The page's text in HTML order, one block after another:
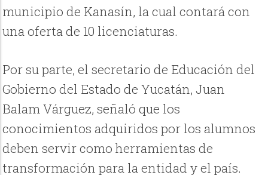
municipio de Kanasín, la cual contará con
una oferta de 10 licenciaturas.
Por su parte, el secretario de Educación del
Gobierno del Estado de Yucatán, Juan
Balam Várguez, señaló que los
conocimientos adquiridos por los alumnos
deben servir como herramientas de
transformación para la entidad y el país.